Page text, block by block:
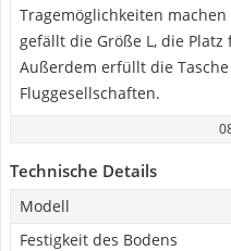
Tragemöglichkeiten
gefällt die Größe L, die
Außerdem erfüllt die
Fluggesellschaften.
Technische Details
Modell
Festigkeit des Bodens